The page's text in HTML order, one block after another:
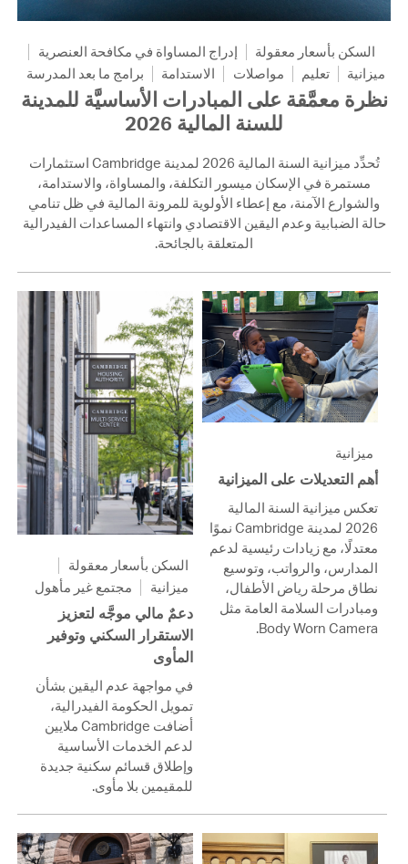
السكن بأسعار معقولة
إدراج المساواة في مكافحة العنصرية
ميزانية
تعليم مواصلات الاستدامة برامج ما بعد المدرسة
نظرة معمَّقة على المبادرات الأساسيَّة للمدينة
للسنة المالية 2026
تُحدِّد ميزانية السنة المالية 2026 لمدينة Cambridge استثمارات
مستمرة في الإسكان ميسور التكلفة، والمساواة، والاستدامة،
والشوارع الآمنة، مع إعطاء الأولوية للمرونة المالية في ظل تنامي
حالة الضبابية وعدم اليقين الاقتصادي وانتهاء المساعدات الفيدرالية
المتعلقة بالجائحة.
السكن بأسعار معقولة
ميزانية
مجتمع غير مأهول
دعمٌ مالي موجَّه لتعزيز
الاستقرار السكني وتوفير
المأوى
في مواجهة عدم اليقين بشأن
تمويل الحكومة الفيدرالية،
أضافت Cambridge ملايين
لدعم الخدمات الأساسية
وإطلاق قسائم سكنية جديدة
للمقيمين بلا مأوى.
ميزانية
أهم التعديلات على الميزانية
تعكس ميزانية السنة المالية
2026 لمدينة Cambridge نموًا
معتدلًا، مع زيادات رئيسية لدعم
المدارس، والرواتب، وتوسيع
نطاق مرحلة رياض الأطفال،
ومبادرات السلامة العامة مثل
Body Worn Camera.